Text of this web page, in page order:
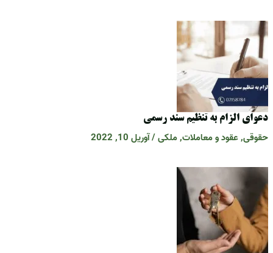
الزام به تنظیم سند رسمی
,عقود و معاملات,ملکی/آوریل 10, 2022